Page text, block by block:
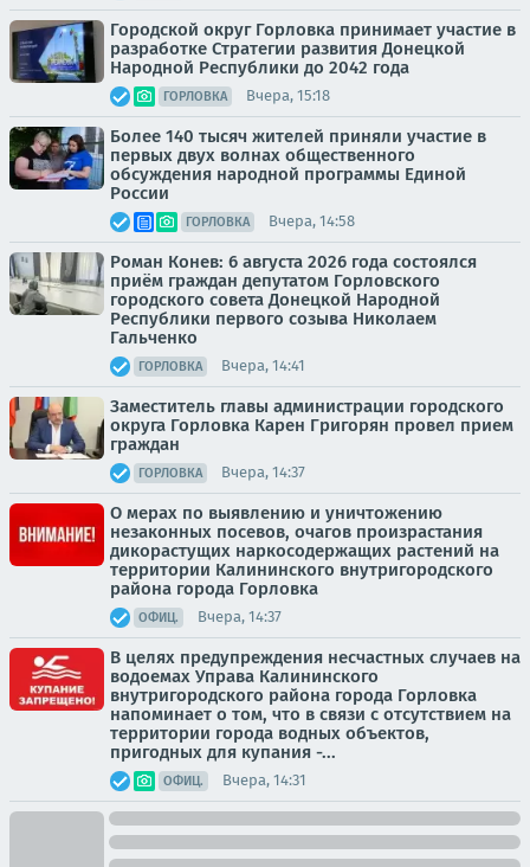
Городской округ Горловка принимает участие в
разработке Стратегии развития Донецкой
Народной Республики до 2042 года
ГОРЛОВКА Вчера, 15:18
Более 140 тысяч жителей приняли участие в
первых двух волнах общественного
обсуждения народной программы Единой
России
ГОРЛОВКА Вчера, 14:58
Роман Конев: 6 августа 2026 года состоялся
приём граждан депутатом Горловского
городского совета Донецкой Народной
Республики первого созыва Николаем
Гальченко
ГОРЛОВКА Вчера, 14:41
Заместитель главы администрации городского
округа Горловка Карен Григорян провел прием
граждан
ГОРЛОВКА Вчера, 14:37
О мерах по выявлению и уничтожению
незаконных посевов, очагов произрастания
дикорастущих наркосодержащих растений на
территории Калининского внутригородского
района города Горловка
ОФИЦ. Вчера, 14:37
В целях предупреждения несчастных случаев на
водоемах Управа Калининского
внутригородского района города Горловка
напоминает о том, что в связи с отсутствием на
территории города водных объектов,
пригодных для купания -...
ОФИЦ. Вчера, 14:31